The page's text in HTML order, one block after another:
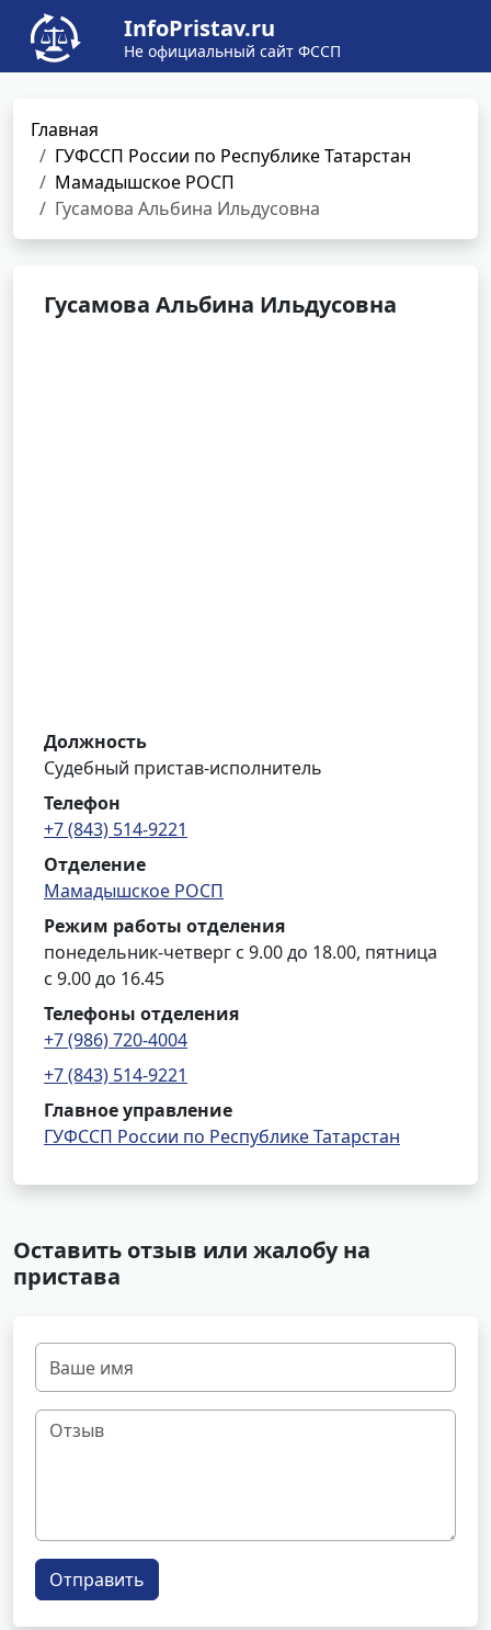
InfoPristav.ru
Не официальный сайт ФССП
Главная
ГУФССП России по Республике Татарстан
Мамадышское РОСП
Гусамова Альбина Ильдусовна
Гусамова Альбина Ильдусовна
Должность
Судебный пристав-исполнитель
Телефон
+7 (843) 514-9221
Отделение
Мамадышское РОСП
Режим работы отделения
понедельник-четверг с 9.00 до 18.00, пятница
с 9.00 до 16.45
Телефоны отделения
+7 (986) 720-4004
+7 (843) 514-9221
Главное управление
ГУФССП России по Республике Татарстан
Оставить отзыв или жалобу на
пристава
Отправить